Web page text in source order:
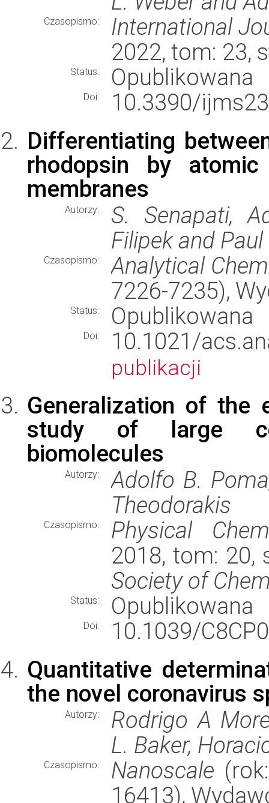
Czasopismo:
International
2022, tom: 23,
Status: Opublikowana
Doi:
10.3390/
Differentiating
rhodopsin by
membranes
Autorzy:
S. Senapati,
Filipek and Paul
Czasopismo:
Analytical
7226-7235),
Status: Opublikowana
Doi: 10.1021/
publikacji
Generalization of the
study of large
biomolecules
Autorzy:
Adolfo B.
Theodorakis
Czasopismo:
Physical
2018, tom: 20,
Society of
Status: Opublikowana
Doi:
10.1039/
Quantitative
the novel coronavirus
Autorzy:
Rodrigo A
L. Baker,
Czasopismo: Nanoscale
16413),